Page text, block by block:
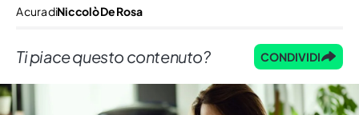
A cura diNiccolò De Rosa
Ti piace questo contenuto? CONDIVIDI